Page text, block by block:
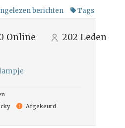
berichten Tags
Online 202 Leden
Afgekeurd